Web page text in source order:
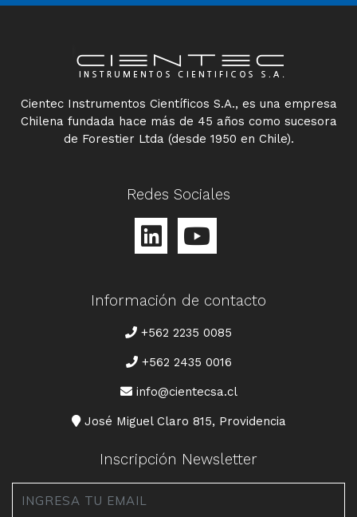
Cientec Instrumentos Científicos S.A., es una empresa
Chilena fundada hace más de 45 años como sucesora
de Forestier Ltda (desde 1950 en Chile).
Redes Sociales
Información de contacto
TELÉFONO
+562 2235 0085
+562 2435 0016
CORREO
info@cientecsa.cl
DIRECCIÓN
José Miguel Claro 815, Providencia
Inscripción Newsletter